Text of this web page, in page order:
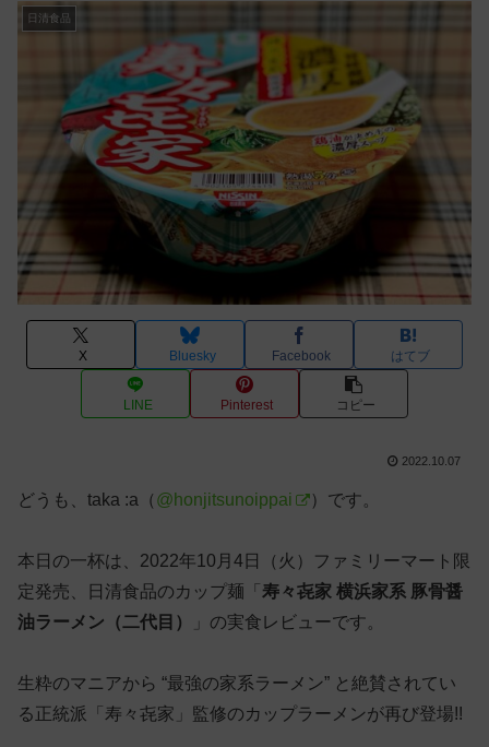
日清食品
X Bluesky Facebook はてブ
LINE Pinterest コピー
2022.10.07
どうも、taka :a（ @honjitsunoippai ）です。
本日の一杯は、2022年10月4日（火）ファミリーマート限
定発売、日清食品のカップ麺「 寿々㐂家 横浜家系 豚骨醤
油ラーメン（二代目）
」の実食レビューです。
生粋のマニアから “最強の家系ラーメン” と絶賛されてい
る正統派「寿々㐂家」監修のカップラーメンが再び登場!!